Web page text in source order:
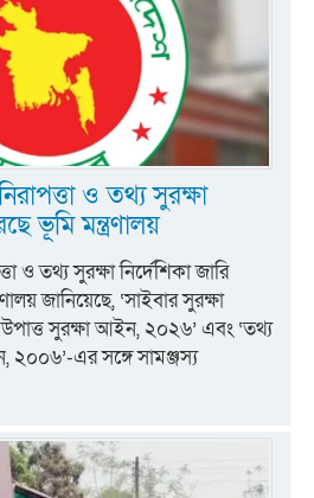
ও তথ্য সুরক্ষা
ভূমি মন্ত্রণালয়
ও তথ্য সুরক্ষা নির্দেশিকা জারি
জানিয়েছে, ‘সাইবার সুরক্ষা
সুরক্ষা আইন, ২০২৬’ এবং ‘তথ্য
এর সঙ্গে সামঞ্জস্য